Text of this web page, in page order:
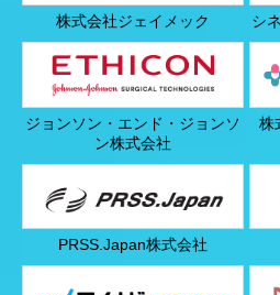
株式会社ジェイメック シ
ジョンソン・エンド・ジョンソ
ン株式会社
株
PRSS.Japan株式会社